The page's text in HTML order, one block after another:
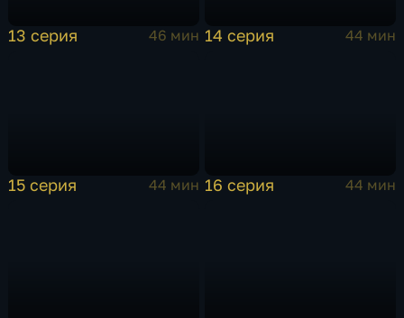
13 серия 46 мин 14 серия 44 мин
15 серия 44 мин 16 серия 44 мин